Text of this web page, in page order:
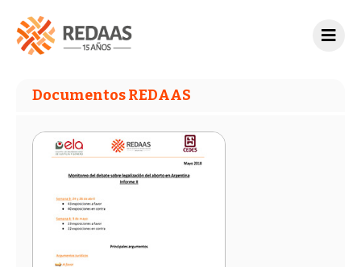
Documentos REDAAS